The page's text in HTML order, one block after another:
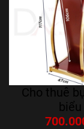
Cho thuê
biểu